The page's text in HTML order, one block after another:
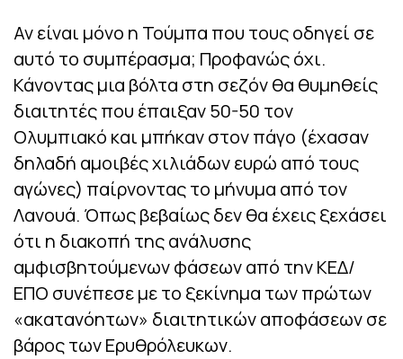
Αν είναι μόνο η Τούμπα που τους οδηγεί σε
αυτό το συμπέρασμα; Προφανώς όχι.
Κάνοντας μια βόλτα στη σεζόν θα θυμηθείς
διαιτητές που έπαιξαν 50-50 τον
Ολυμπιακό και μπήκαν στον πάγο (έχασαν
δηλαδή αμοιβές χιλιάδων ευρώ από τους
αγώνες) παίρνοντας το μήνυμα από τον
Λανουά. Όπως βεβαίως δεν θα έχεις ξεχάσει
ότι η διακοπή της ανάλυσης
αμφισβητούμενων φάσεων από την ΚΕΔ/
ΕΠΟ συνέπεσε με το ξεκίνημα των πρώτων
«ακατανόητων» διαιτητικών αποφάσεων σε
βάρος των Ερυθρόλευκων.